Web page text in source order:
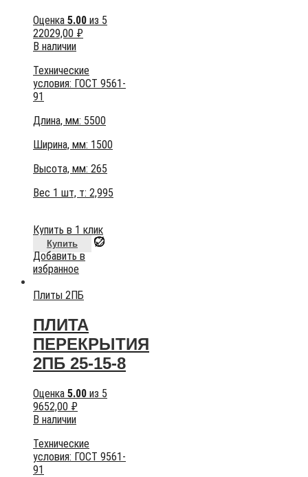
Оценка 5.00 из 5
22029,00 ₽
В наличии
Технические
условия: ГОСТ 9561-
91
Длина, мм: 5500
Ширина, мм: 1500
Высота, мм: 265
Вес 1 шт, т: 2,995
Купить в 1 клик
Купить
Добавить в
избранное
Плиты 2ПБ
ПЛИТА
ПЕРЕКРЫТИЯ
2ПБ 25-15-8
Оценка 5.00 из 5
9652,00 ₽
В наличии
Технические
условия: ГОСТ 9561-
91